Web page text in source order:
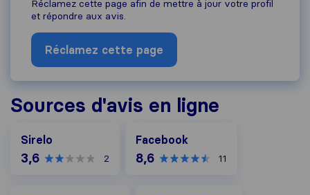
Réclamez cette page afin de mettre à jour votre profil
et répondre aux avis.
Réclamez cette page
Sources d'avis en ligne
Sirelo
3,6 2
Facebook
8,6 11